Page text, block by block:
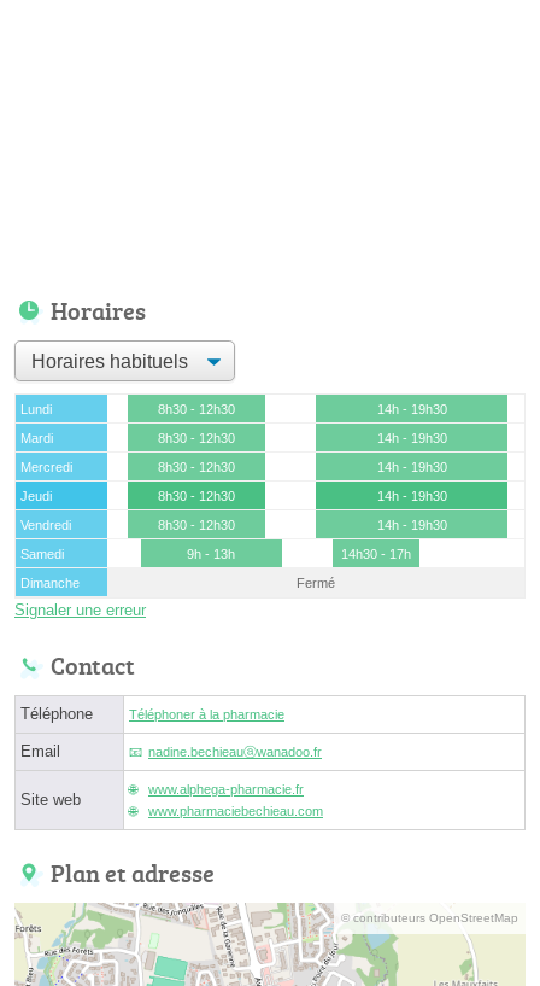
Horaires
Lundi 8h30 - 12h30
14h - 19h30
Mardi
8h30 - 12h30
14h - 19h30
Mercredi
8h30 - 12h30
14h - 19h30
Jeudi
8h30 - 12h30
14h - 19h30
Vendredi
8h30 - 12h30
14h - 19h30
Samedi
9h - 13h
14h30 - 17h
Dimanche
Fermé
Signaler une erreur
Contact
Téléphone Téléphoner à la pharmacie
Email nadine.bechieauⓐwanadoo.fr
Site web
www.alphega-pharmacie.fr
www.pharmaciebechieau.com
Plan et adresse
© contributeurs OpenStreetMap